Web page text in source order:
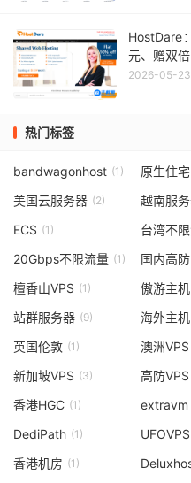
HostDare
元、赠双
2026-05-23
热门标签
bandwagonhost (1) 原生住
美国云服务器 (2) 越南服
ECS (1) 台湾不
20Gbps不限流量 (1) 国内高防
檀香山VPS (1) 傲游主机
站群服务器 (9) 海外主机
英国伦敦 (1) 澳洲VPS
新加坡VPS (3) 高防VPS
香港HGC (1) extravm
DediPath (1) UFOVPS
香港机房 (1)